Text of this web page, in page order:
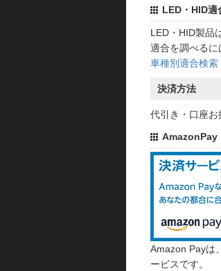
LED・HID適
LED・HID製品
適合を調べるに
車種別適合検索
決済方法
代引き・口座お
AmazonPay
Amazon Payは
ービスです。